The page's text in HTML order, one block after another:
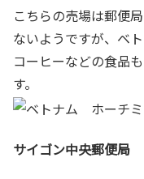
こちらの売場は郵便
ないようですが、ベ
コーヒーなどの食品
す。
サイゴン中央郵便局